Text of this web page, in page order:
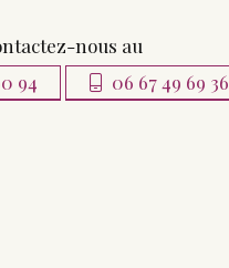
nous au
94
06 67 49 69 36